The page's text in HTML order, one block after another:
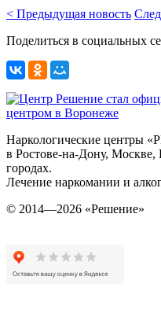
< Предыдущая новость
Поделиться в социальных
Наркологические центры
в Ростове-на-Дону, Москве,
городах.
Лечение наркомании и
© 2014—2026 «Решение»